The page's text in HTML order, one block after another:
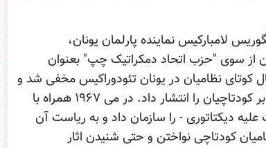
لامبارکيس نماينده پارلمان يونان،
از سوی "حزب اتحاد دمکراتيک چپ" بعنوان
پارلمان يونان راه يافت. در اوريل ۱۹۶۷ بدنبال کوتای نظامیان در يونان تئودوراکيس مخفی شد و
از مخفی گاه نخستين فراخوان خود برای مقاومت دربرابر کودتاچيان را انتشار داد. در می ۱۹۶۷ همراه با
ديکتاتوری - را سازمان داد و به رياست آن
شد. در همين ماه بموجب فرمان شماره ۱۳ نظامیان کودتاچی نواختن و حتی شنيدن اثار